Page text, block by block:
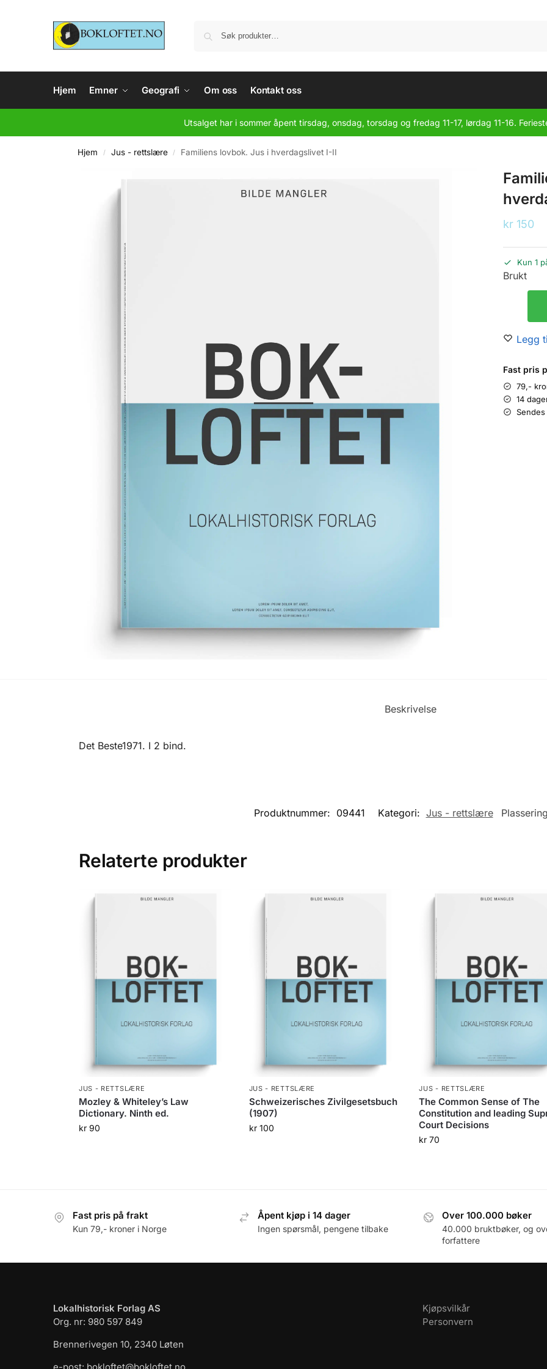
Hjem Emner Geografi Om oss Kontakt oss
Utsalget har i sommer åpent tirsdag, onsdag, torsdag og fredag 11-17, lørdag 11-16.
Hjem / Jus - rettslære / Familiens lovbok. Jus i hverdagslivet I-II
kr 150
Kun 1
Brukt
Legg
Fast pris
79,-
14
Beskrivelse
Det Beste1971. I 2 bind.
Produktnummer: 09441 Kategori: Jus - rettslære
Relaterte produkter
JUS - RETTSLÆRE
Mozley & Whiteley’s Law
Dictionary. Ninth ed.
kr90
JUS - RETTSLÆRE
Schweizerisches Zivilgesetsbuch
(1907)
kr100
JUS - RETTSLÆRE
The Common Sense of The
Constitution and leading
Court Decisions
kr 70
Fast pris på frakt
Kun 79,- kroner i Norge
Åpent kjøp i 14 dager
Ingen spørsmål, pengene tilbake
Over 100.000 bøker
40.000 bruktbøker, og
forfattere
Lokalhistorisk Forlag AS
Org. nr: 980 597 849
Brennerivegen 10, 2340 Løten
Kjøpsvilkår
Personvern